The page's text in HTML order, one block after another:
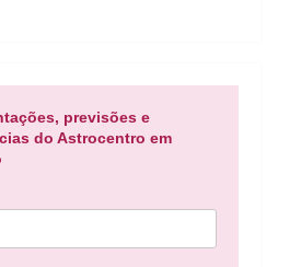
previsões e
do Astrocentro em